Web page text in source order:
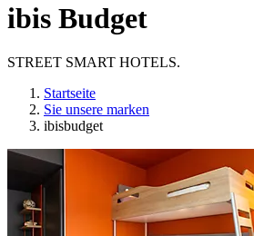
ibis Budget
STREET SMART HOTELS.
Startseite
Sie unsere marken
ibisbudget